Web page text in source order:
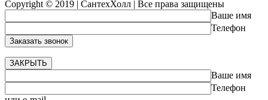
Copyright © 2019 | СантехХолл | Все права защищены
Ваше имя
Телефон
ЗАКРЫТЬ
Ваше имя
Телефон